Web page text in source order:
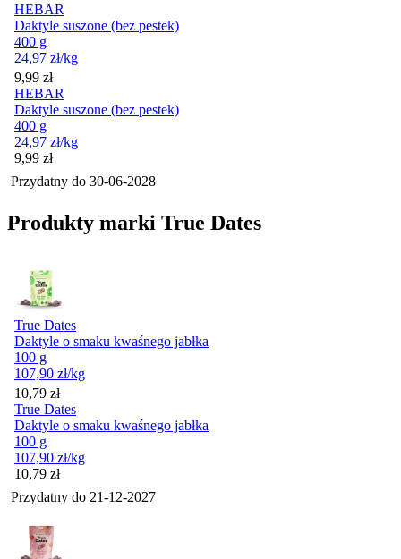
HEBAR
Daktyle suszone (bez pestek)
400 g
24,97 zł/kg
Cena
9,99 zł
HEBAR
Daktyle suszone (bez pestek)
400 g
24,97 zł/kg
Cena
9,99 zł
Przydatny do 30-06-2028
Produkty marki True Dates
True Dates
Daktyle o smaku kwaśnego jabłka
100 g
107,90 zł/kg
Cena
10,79 zł
True Dates
Daktyle o smaku kwaśnego jabłka
100 g
107,90 zł/kg
Cena
10,79 zł
Przydatny do 21-12-2027